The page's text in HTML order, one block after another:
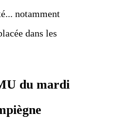
notamment
dans les
du mardi